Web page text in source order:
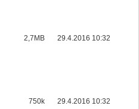
2,7MB 29.4.2016 10:32
750k 29.4.2016 10:32